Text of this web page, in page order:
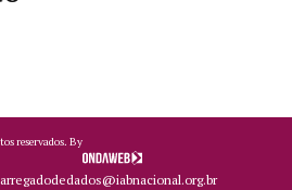
reservados. By